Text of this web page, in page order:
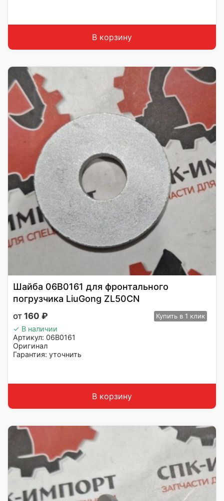
В корзину
Шайба 06B0161 для фронтального
погрузчика LiuGong ZL50CN
160 ₽ Купить в 1 клик
✓ В наличии
Артикул: 06B0161
Оригинал
Гарантия: уточнить
В корзину